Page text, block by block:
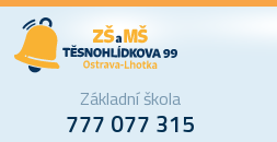
Základní škola
777 077 315